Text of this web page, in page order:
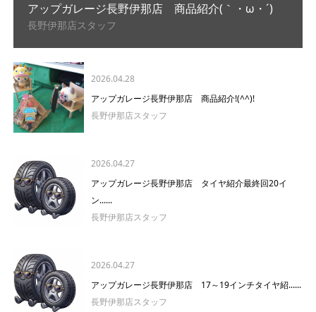
アップガレージ長野伊那店 商品紹介(｀・ω・´)ゞ
長野伊那店スタッフ
2026.04.28
アップガレージ長野伊那店 商品紹介!(^^)!
長野伊那店スタッフ
2026.04.27
アップガレージ長野伊那店 タイヤ紹介最終回20イ
ン......
長野伊那店スタッフ
2026.04.27
アップガレージ長野伊那店 17～19インチタイヤ紹......
長野伊那店スタッフ